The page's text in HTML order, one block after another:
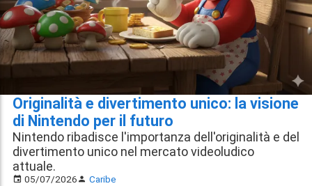
Originalità e divertimento unico: la visione
di Nintendo per il futuro
Nintendo ribadisce l'importanza dell'originalità e del
divertimento unico nel mercato videoludico
attuale.
05/07/2026 Caribe